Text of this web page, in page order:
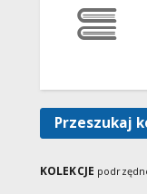
Przeszukaj
KOLEKCJE